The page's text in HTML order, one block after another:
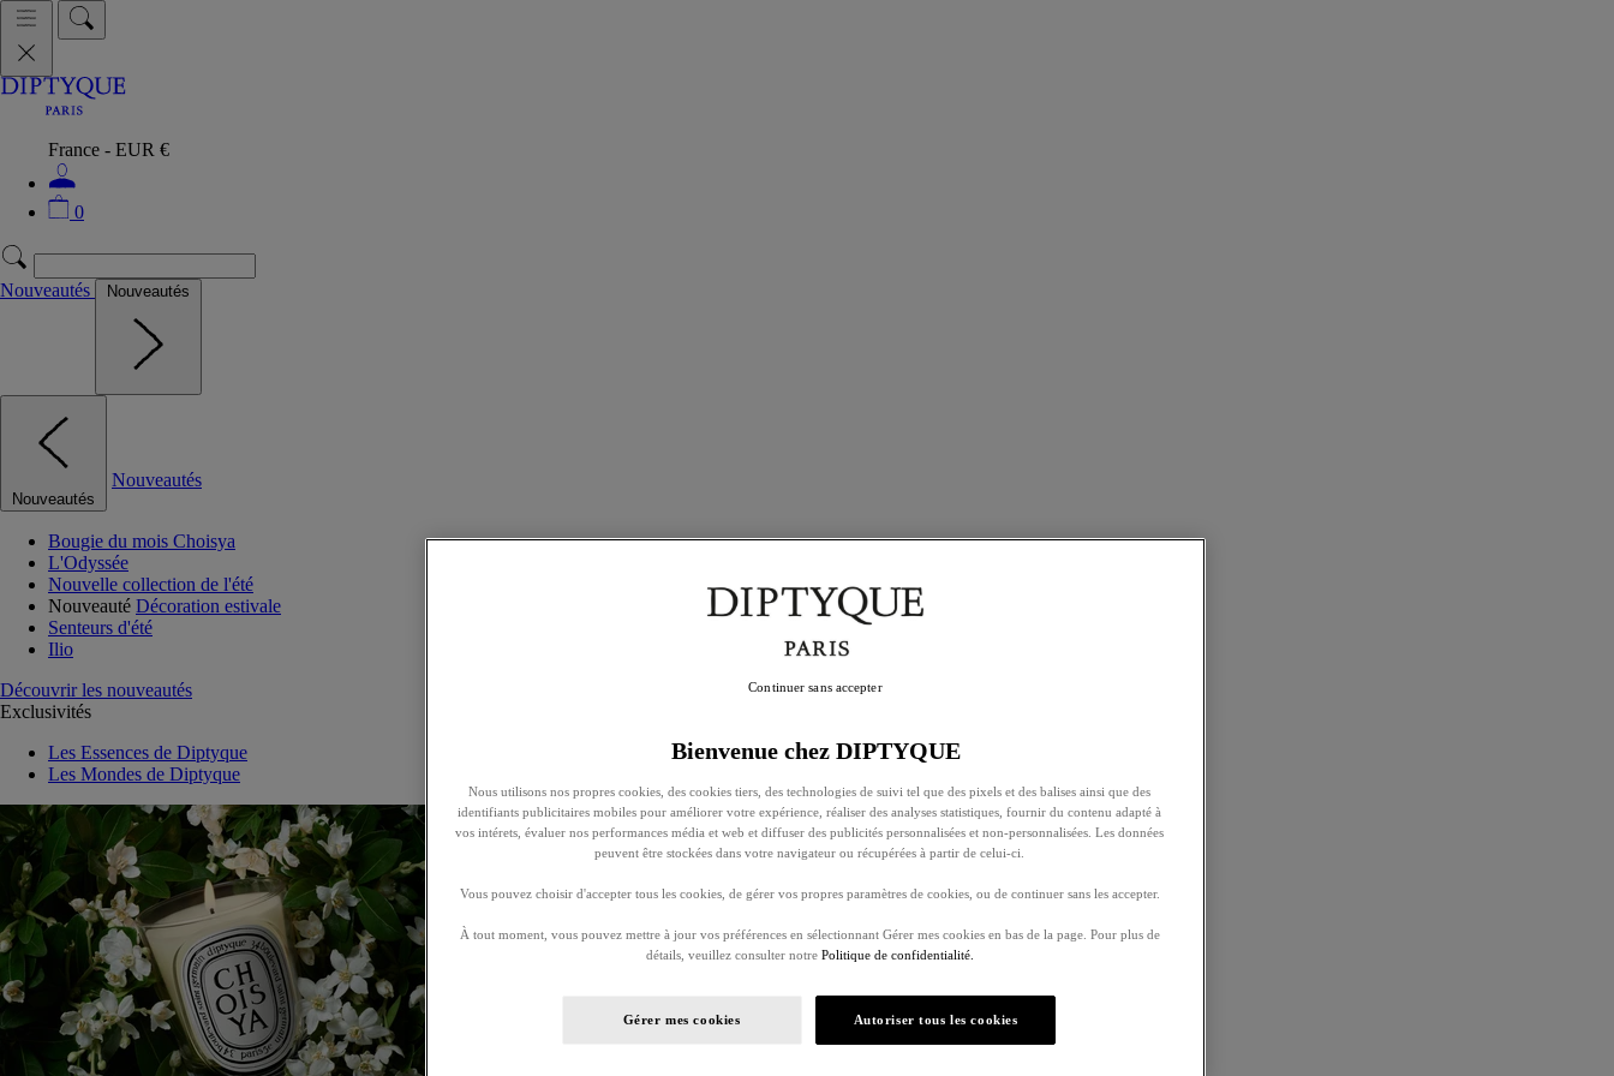
France - EUR €
0
Nouveautés Nouveautés
Nouveautés
Nouveautés
Bougie du mois Choisya
L'Odyssée
Nouvelle collection de l'été
Nouveauté Décoration estivale
Senteurs d'été
Ilio
Découvrir les nouveautés
Exclusivités
Les Essences de Diptyque
Les Mondes de Diptyque
Bienvenue chez DIPTYQUE
Nous utilisons nos propres cookies, des cookies tiers, des technologies de suivi tel que des pixels et des balises ainsi que des
identifiants publicitaires mobiles pour améliorer votre expérience, réaliser des analyses statistiques, fournir du contenu adapté à
vos intérets, évaluer nos performances média et web et diffuser des publicités personnalisées et non-personnalisées. Les données
peuvent être stockées dans votre navigateur ou récupérées à partir de celui-ci.
Vous pouvez choisir d'accepter tous les cookies, de gérer vos propres paramètres de cookies, ou de continuer sans les accepter.
À tout moment, vous pouvez mettre à jour vos préférences en sélectionnant Gérer mes cookies en bas de la page. Pour plus de
détails, veuillez consulter notre Politique de confidentialité.
Gérer mes cookies Autoriser tous les cookies
Continuer sans accepter